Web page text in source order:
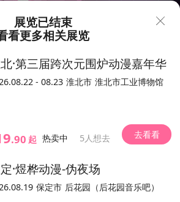
蓝档案同人only3.0·霓
为准）
291人想去
心
可转赠 电子票/兑换票
展览已结束
看更多相关展览
·第三届跨次元围炉动漫嘉年华
- 08.23 淮北市 淮北市工业博物馆
.90 起 热卖中 5人想去 去看看
·煜桦动漫-伪夜场
保定市 后花园（后花园音乐吧）